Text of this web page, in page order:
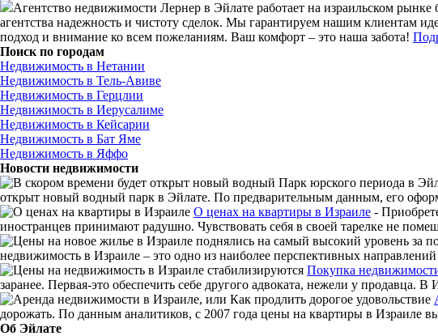
Агентство недвижимости Лернер в Эйлате работает на израильском
агентства надежность и чистоту сделок. Мы гарантируем нашим клиентам
подход и внимание ко всем пожеланиям. Ваш комфорт – это наша забота!
Поиск по городам
Недвижимость в Нетании
Недвижимость в Тель-Авиве
Недвижимость в Герцлии
Недвижимость в Иерусалиме
Недвижимость в Кейсарии
Недвижимость в Бат Яме
Недвижимость в Яффо
Новости недвижимости
открыт новый водный парк в Эйлате. По предварительным данным, его
О ценах на квартиры в Израиле -
иностранцев принимают радушно. Чувствовать себя в своей тарелке не
недвижимость в Израиле – это одно из наиболее перспективных
Покупка
заранее. Первая-это обеспечить себе другого адвоката, нежели у продавца. В
дорожать. По данным аналитиков, с 2007 года цены на квартиры в Израиле
Об Эйлате